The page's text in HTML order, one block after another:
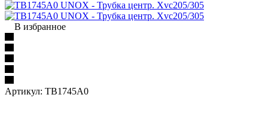
В избранное
Артикул: TB1745A0